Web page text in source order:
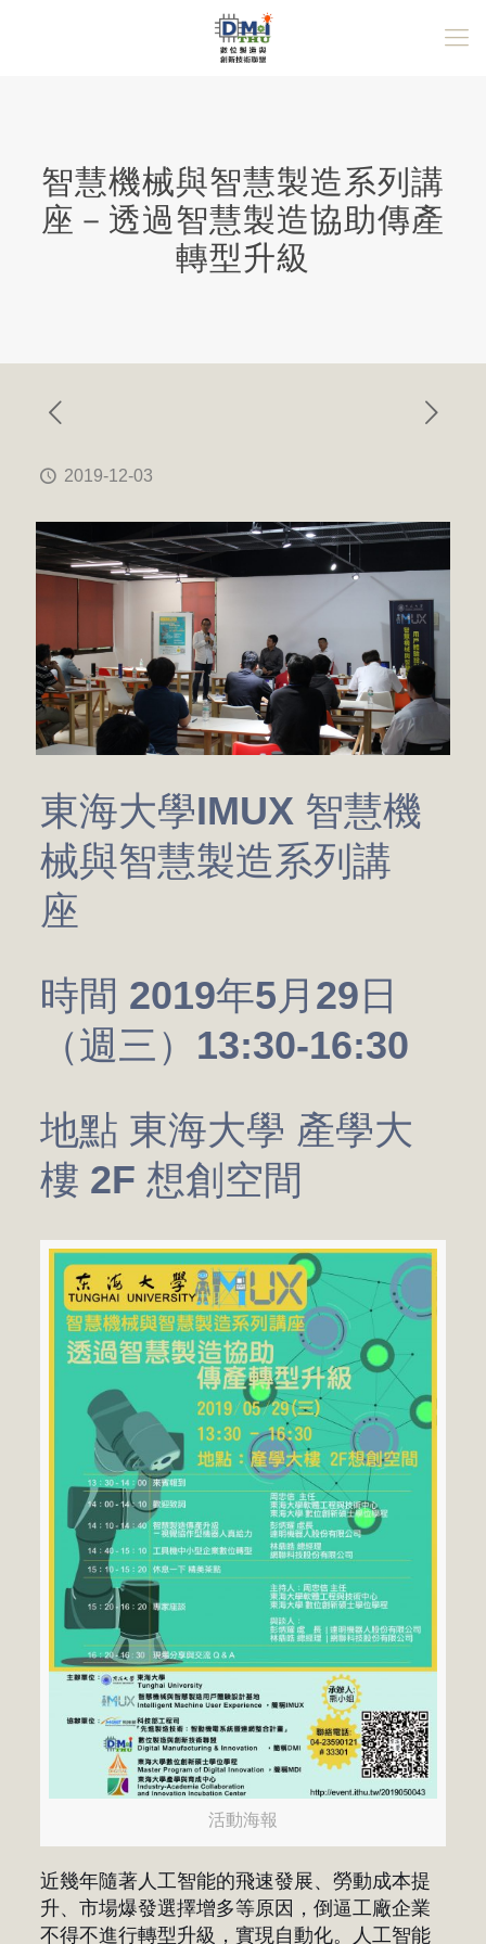
智慧機械與智慧製造系列講
座－透過智慧製造協助傳產
轉型升級
2019-12-03
東海大學IMUX 智慧機
械與智慧製造系列講
座
時間 2019年5月29日
（週三）13:30-16:30
地點 東海大學 產學大
樓 2F 想創空間
活動海報
近幾年隨著人工智能的飛速發展、勞動成本提
升、市場爆發選擇增多等原因，倒逼工廠企業
不得不進行轉型升級，實現自動化。人工智能